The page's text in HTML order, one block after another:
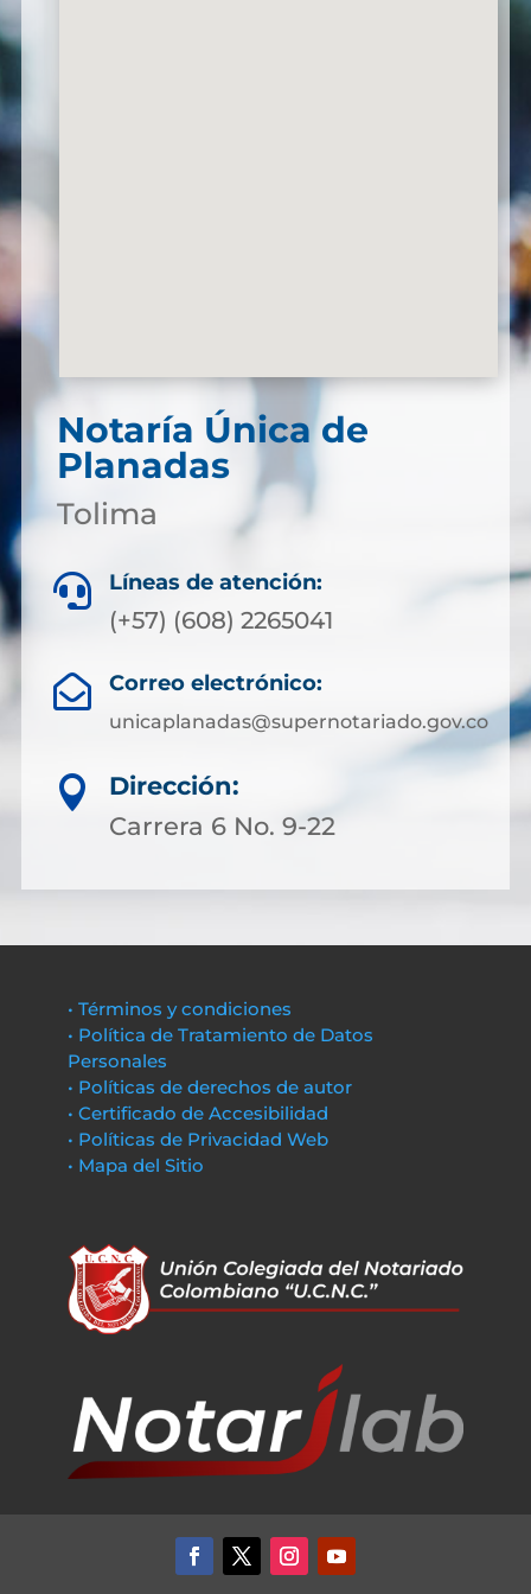
Notaría Única de
Planadas
Tolima
 Líneas de atención:
(+57) (608) 2265041
 Correo electrónico:
unicaplanadas@supernotariado.gov.co

Dirección:
Carrera 6 No. 9-22
• Términos y condiciones
• Política de Tratamiento de Datos
Personales
• Políticas de derechos de autor
• Certificado de Accesibilidad
• Políticas de Privacidad Web
• Mapa del Sitio